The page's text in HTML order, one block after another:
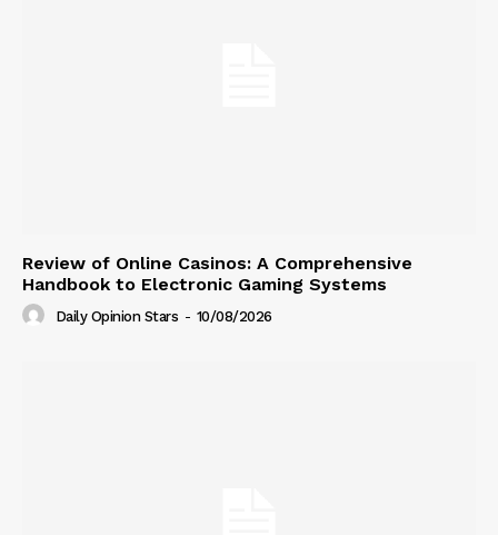
Review of Online Casinos: A Comprehensive
Handbook to Electronic Gaming Systems
Daily Opinion Stars - 10/08/2026